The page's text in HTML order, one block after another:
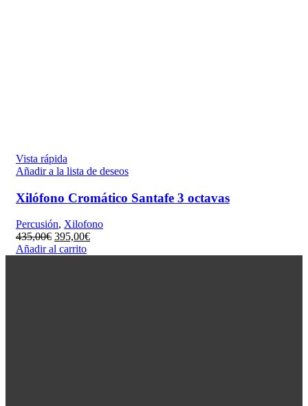
Vista rápida
Añadir a la lista de deseos
Xilófono Cromático Santafe 3 octavas
Percusión, Xilofono
435,00€ El
precio
395,00€El
Añadir al carrito